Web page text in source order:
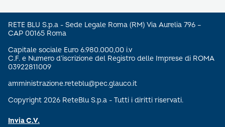
RETE BLU S.p.a - Sede Legale Roma (RM) Via Aurelia 796 –
CAP 00165 Roma
Capitale sociale Euro 6.980.000,00 i.v
C.F. e Numero d’iscrizione del Registro delle Imprese di ROMA
03922811009
amministrazione.reteblu@pec.glauco.it
Copyright 2026 ReteBlu S.p.a - Tutti i diritti riservati.
Invia C.V.